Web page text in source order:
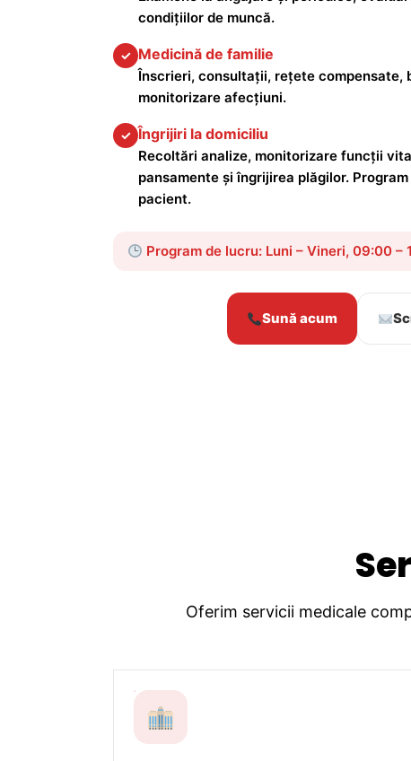
condițiilor de muncă.
✓ Medicină de familie
Înscrieri, consultații, rețete compensate,
monitorizare afecțiuni.
✓ Îngrijiri la domiciliu
Recoltări analize, monitorizare funcții
pansamente și îngrijirea plăgilor.
pacient.
Program de lucru: Luni – Vineri, 09:00 –
Sună acum
Oferim servicii medicale